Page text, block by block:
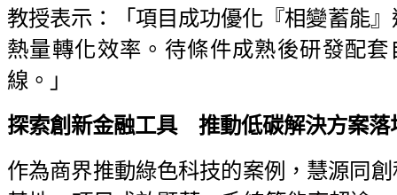
教授表示：「項目成功優化『相變蓄能
熱量轉化效率。待條件成熟後研發配
線。」
探索創新金融工具 推動低碳解決方案落
作為商界推動綠色科技的案例，慧源同